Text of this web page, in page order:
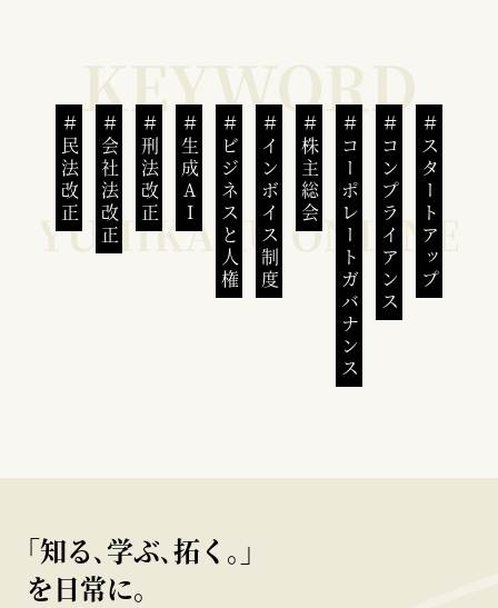
民法改正 会社法改正 刑法改正 生成AI ビジネスと人権インボイス制度 株主総会 コーポレートガバナンスコンプライアンススタートアップ
｢知る､学ぶ､拓く｡｣
を日常に。